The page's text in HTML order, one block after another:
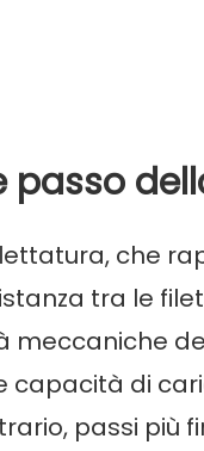
passo
che
tra le
capacità di
passi più